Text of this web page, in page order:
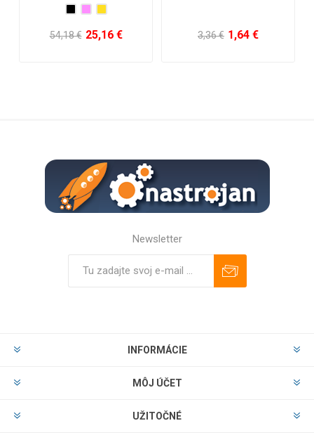
54,18 € 25,16 € 3,36 € 1,64 €
Newsletter
INFORMÁCIE
MÔJ ÚČET
UŽITOČNÉ